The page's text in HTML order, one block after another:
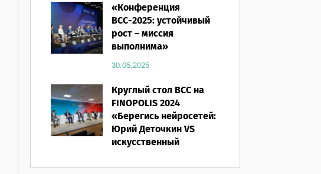
16.03.2026
«Конференция
ВСС-2025: устойчивый
рост – миссия
выполнима»
30.05.2025
Круглый стол ВСС на
FINOPOLIS 2024
«Берегись нейросетей:
Юрий Деточкин VS
искусственный